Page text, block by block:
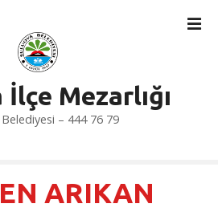
Mezarlığı
– 444 76 79
ARIKAN